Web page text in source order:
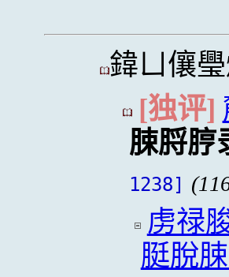
鍏ㄩ儴
[独评]
脨脟脝
1238]
虏禄
脡脫